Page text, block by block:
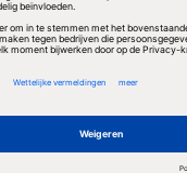
niet de
steken bij
actief